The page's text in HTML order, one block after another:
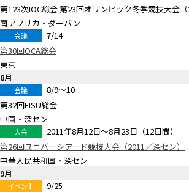
第123次IOC総会 第23回オリンピック冬季競技大会
南アフリカ・ダーバン
会議
7/14
第30回OCA総会
東京
8月
会議
8/9〜10
第32回FISU総会
中国・深セン
大会
2011年8月12日〜8月23日（12日間）
第26回ユニバーシアード競技大会（2011／深セン）
中華人民共和国・深セン
9月
イベント
9/25